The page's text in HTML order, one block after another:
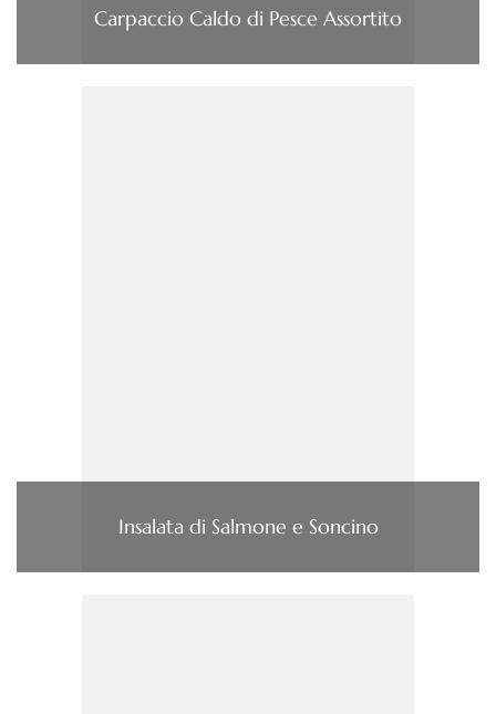
Carpaccio Caldo di Pesce Assortito
Insalata di Salmone e Soncino